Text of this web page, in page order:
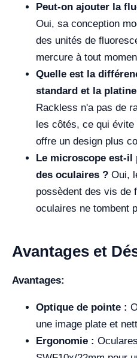
Peut-on ajouter la
Oui, sa conception
des unités de
mercure à tout
Quelle est la
standard et la
Rackless n'a pas de
les côtés, ce qui
offre un design plus
Le microscope est-
des oculaires ? Oui,
possèdent des vis de
oculaires ne tombent
Avantages et
Avantages:
Optique de pointe :
une image plate et
Ergonomie :